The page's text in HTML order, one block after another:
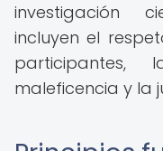
investigación
incluyen el
maleficencia y la